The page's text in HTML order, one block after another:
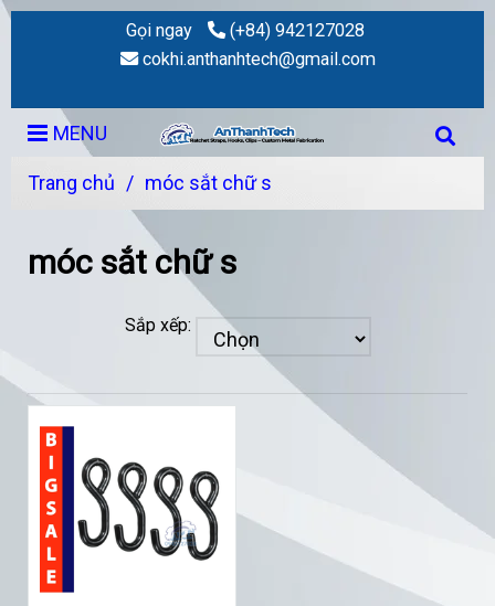
Gọi ngay
(+84) 942127028
cokhi.anthanhtech@gmail.com
MENU
Trang chủ / móc sắt chữ s
móc sắt chữ s
Sắp xếp: